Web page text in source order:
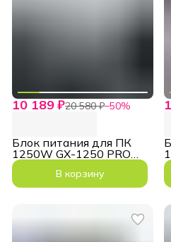
10 189 ₽20 580 ₽−50%
Блок питания для ПК
1250W GX-1250 PRO
12VHPWR White
В корзину